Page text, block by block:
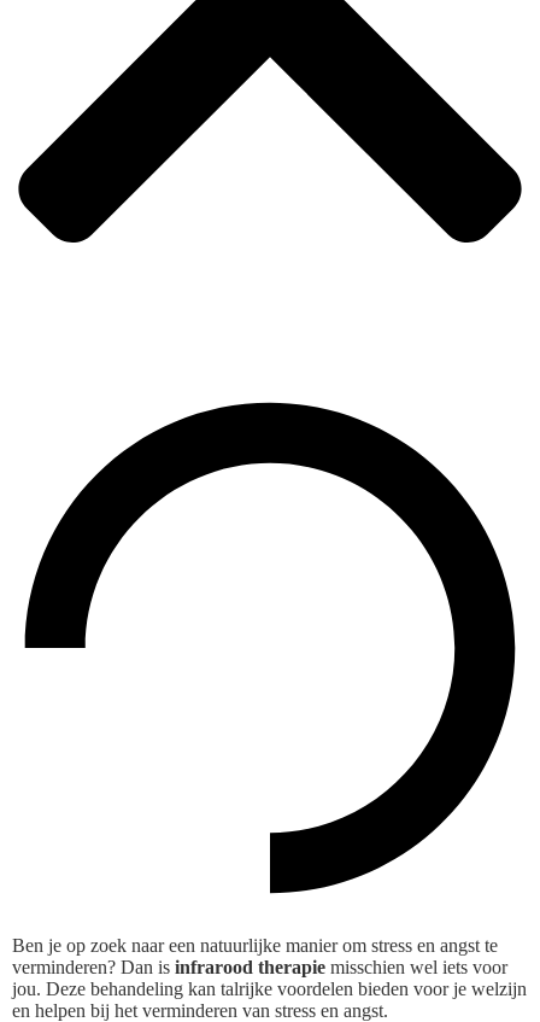
Ben je op zoek naar een natuurlijke manier om stress en angst te
verminderen? Dan is infrarood therapie misschien wel iets voor
jou. Deze behandeling kan talrijke voordelen bieden voor je welzijn
en helpen bij het verminderen van stress en angst.